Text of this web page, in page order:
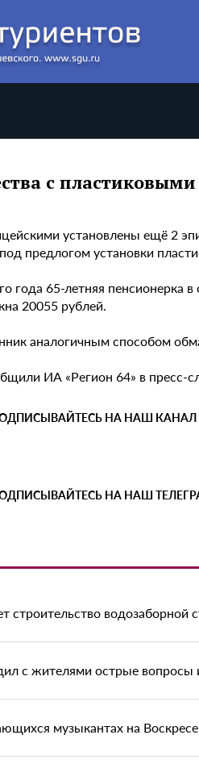
с пластиковыми
установлены ещё 2
предлогом установки
года 65-летняя
20055 рублей.
аналогичным способом
ИА «Регион 64» в
НА НАШ КАНАЛ
НА НАШ
строительство водозаборной
с жителями острые вопросы
музыкантах на